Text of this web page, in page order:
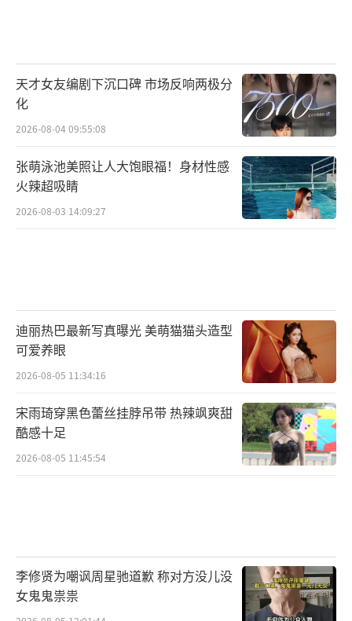
天才女友编剧下沉口碑 市场反响两极分
化
2026-08-04 09:55:08
张萌泳池美照让人大饱眼福！身材性感
火辣超吸睛
2026-08-03 14:09:27
迪丽热巴最新写真曝光 美萌猫猫头造型
可爱养眼
2026-08-05 11:34:16
宋雨琦穿黑色蕾丝挂脖吊带 热辣飒爽甜
酷感十足
2026-08-05 11:45:54
李修贤为嘲讽周星驰道歉 称对方没儿没
女鬼鬼祟祟